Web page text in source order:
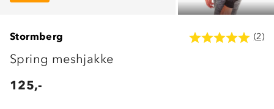
Stormberg (2)
Spring meshjakke
125,-